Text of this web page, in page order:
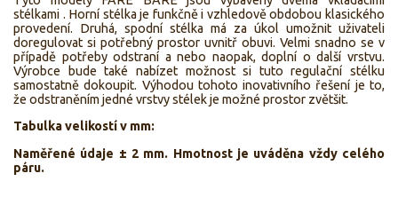
stélkami . Horní stélka je funkčně i vzhledově obdobou klasického
provedení. Druhá, spodní stélka má za úkol umožnit uživateli
doregulovat si potřebný prostor uvnitř obuvi. Velmi snadno se v
případě potřeby odstraní a nebo naopak, doplní o další vrstvu.
Výrobce bude také nabízet možnost si tuto regulační stélku
samostatně dokoupit. Výhodou tohoto inovativního řešení je to,
že odstraněním jedné vrstvy stélek je možné prostor zvětšit.
Tabulka velikostí v mm:
Naměřené údaje ± 2 mm. Hmotnost je uváděna vždy celého
páru.